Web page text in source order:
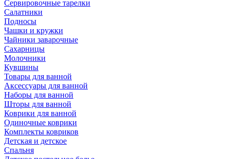
Сервировочные тарелки
Салатники
Подносы
Чашки и кружки
Чайники заварочные
Сахарницы
Молочники
Кувшины
Товары для ванной
Аксессуары для ванной
Наборы для ванной
Шторы для ванной
Коврики для ванной
Одиночные коврики
Комплекты ковриков
Детская и детское
Спальня